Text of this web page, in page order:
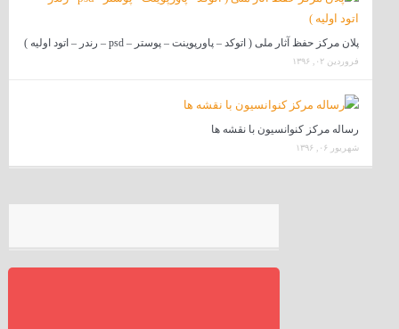
پلان مرکز حفظ آثار ملی ( اتوکد – پاورپوینت – پوستر – psd – رندر – اتود اولیه )
فروردین ۰۲, ۱۳۹۶
رساله مرکز کنوانسیون با نقشه ها
شهریور ۰۶, ۱۳۹۶